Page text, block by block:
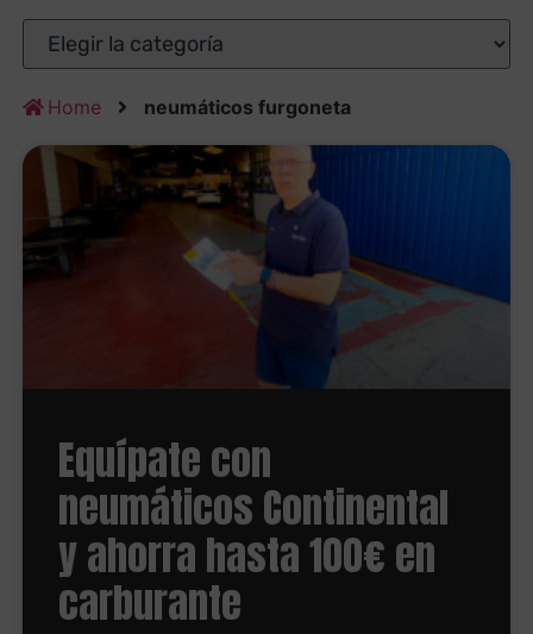
Home neumáticos furgoneta
Equípate con
neumáticos Continental
y ahorra hasta 100€ en
carburante